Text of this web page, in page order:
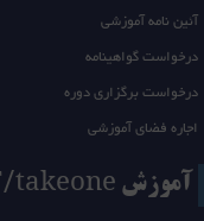
آئین نامه آموزشی
درخواست گواهینامه
درخواست برگزاری دوره
اجاره فضای آموزشی
آموزش CBT/takeone